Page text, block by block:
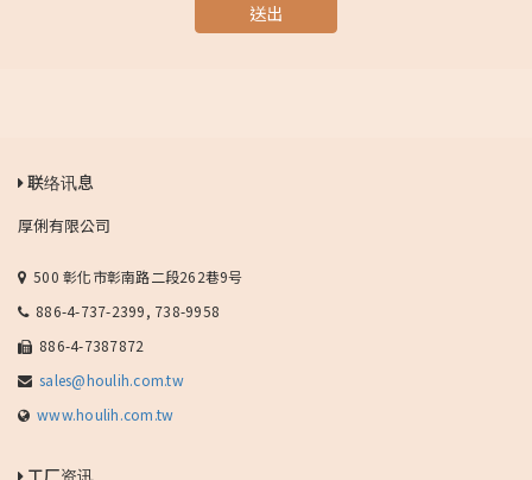
送出
联络讯息
厚俐有限公司
500 彰化市彰南路二段262巷9号
886-4-737-2399, 738-9958
886-4-7387872
sales@houlih.com.tw
www.houlih.com.tw